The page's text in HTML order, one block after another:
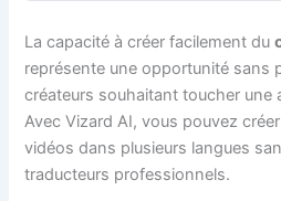
La capacité à créer facilement du
représente une opportunité sans
créateurs souhaitant toucher une
Avec Vizard AI, vous pouvez
vidéos dans plusieurs langues
traducteurs professionnels.